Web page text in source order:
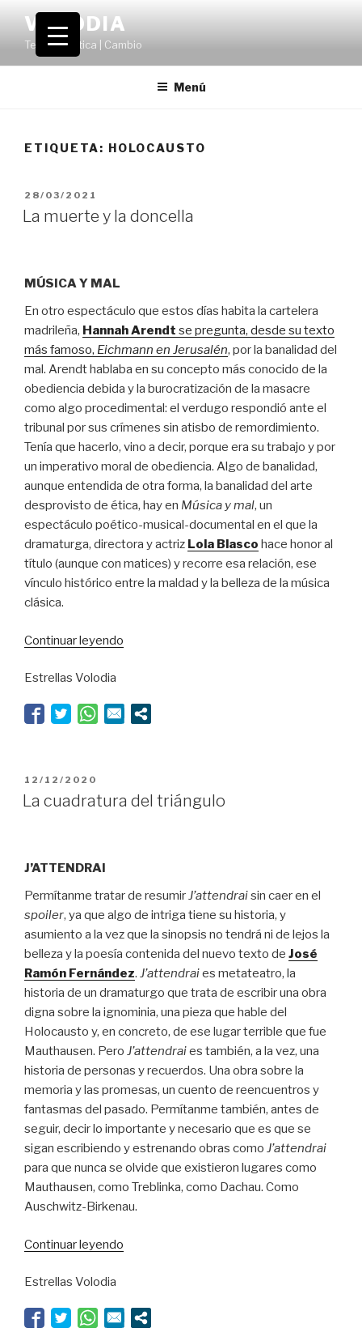
contenido
VOLODIA
Teatro | Crítica | Cambio
Menú
ETIQUETA: HOLOCAUSTO
PUBLICADO
EL
28/03/2021
La muerte y la doncella
MÚSICA Y MAL
En otro espectáculo que estos días habita la cartelera
madrileña, Hannah Arendt se pregunta, desde su texto
más famoso, Eichmann en Jerusalén, por la banalidad del
mal. Arendt hablaba en su concepto más conocido de la
obediencia debida y la burocratización de la masacre
como algo procedimental: el verdugo respondió ante el
tribunal por sus crímenes sin atisbo de remordimiento.
Tenía que hacerlo, vino a decir, porque era su trabajo y por
un imperativo moral de obediencia. Algo de banalidad,
aunque entendida de otra forma, la banalidad del arte
desprovisto de ética, hay en Música y mal, un
espectáculo poético-musical-documental en el que la
dramaturga, directora y actriz Lola Blasco hace honor al
título (aunque con matices) y recorre esa relación, ese
vínculo histórico entre la maldad y la belleza de la música
clásica.
Continuar leyendo
doncella”
Estrellas Volodia
PUBLICADO
EL
12/12/2020
La cuadratura del triángulo
J’ATTENDRAI
Permítanme tratar de resumirJ’attendraisin caer en el
spoiler, ya que algo de intriga tiene su historia, y
asumiento a la vez que la sinopsis no tendrá ni de lejos la
belleza y la poesía contenida del nuevo texto de José
Ramón Fernández. J’attendraies metateatro, la
historia de un dramaturgo que trata de escribir una obra
digna sobre la ignominia, una pieza que hable del
Holocausto y, en concreto, de ese lugar terrible que fue
Mauthausen. Pero J’attendraies también, a la vez, una
historia de personas y recuerdos. Una obra sobre la
memoria y las promesas, un cuento de reencuentros y
fantasmas del pasado. Permítanme también, antes de
seguir, decir lo importante y necesario que es que se
sigan escribiendo y estrenando obras como J’attendrai
para que nunca se olvide que existieron lugares como
Mauthausen, como Treblinka, como Dachau. Como
Auschwitz-Birkenau.
Continuar leyendo
Estrellas Volodia